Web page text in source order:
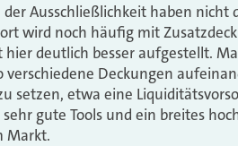
Ausschließlichkeit haben
wird noch häufig mit
deutlich besser aufgestellt.
verschiedene Deckungen
setzen, etwa eine
gute Tools und ein breites
Markt.